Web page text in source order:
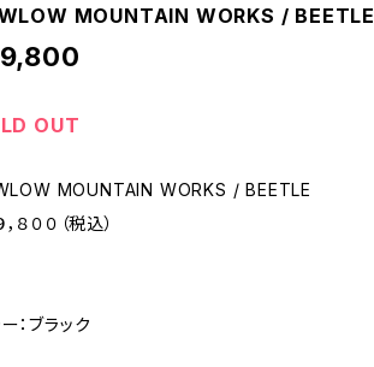
MOUNTAIN WORKS / BEETLE
OUT
MOUNTAIN WORKS / BEETLE
８００（税込）
：ブラック